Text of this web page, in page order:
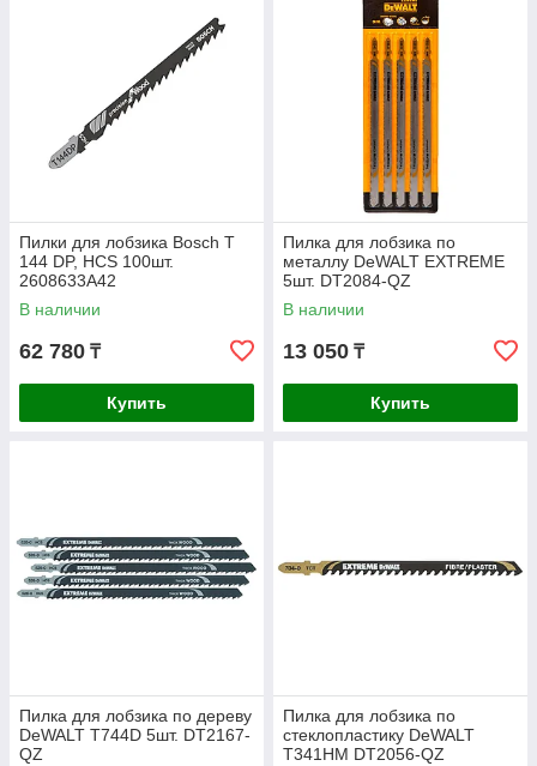
Пилки для лобзика Bosch T
144 DP, HCS 100шт.
2608633A42
В наличии
62 780 ₸
Купить
Пилка для лобзика по
металлу DeWALT EXTREME
5шт. DT2084-QZ
В наличии
13 050 ₸
Купить
Пилка для лобзика по дереву
DeWALT T744D 5шт. DT2167-
QZ
Пилка для лобзика по
стеклопластику DeWALT
T341HM DT2056-QZ